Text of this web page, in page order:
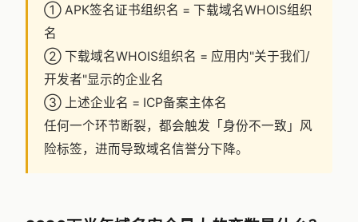
① APK签名证书组织名 = 下载域名WHOIS组织
名
② 下载域名WHOIS组织名 = 应用内"关于我们/
开发者"显示的企业名
③ 上述企业名 = ICP备案主体名
任何一个环节断裂，都会触发「身份不一致」风
险标签，进而导致域名信誉分下降。